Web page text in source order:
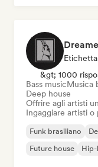
&gt; 1000
Bass musicMusica
Deep house
Offrire agli artisti
Ingaggiare artisti o
Funk brasiliano
Future house